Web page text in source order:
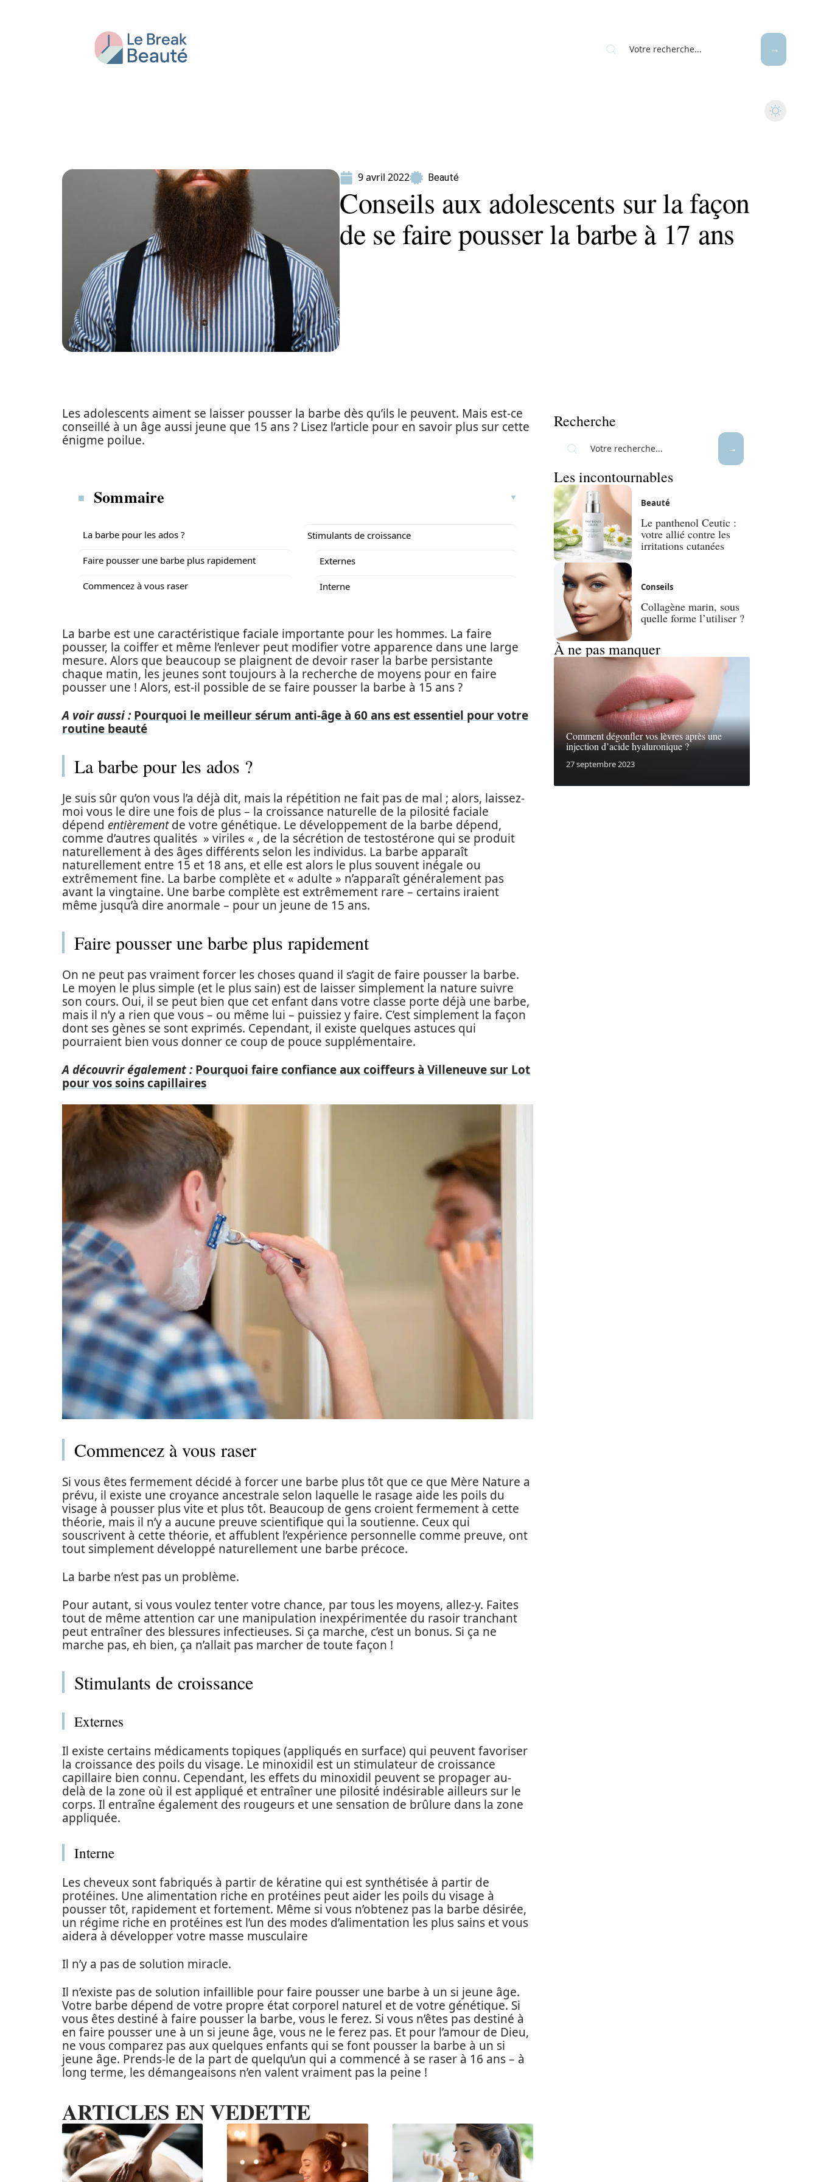
9 avril 2022 Beauté
Conseils aux adolescents sur la façon
de se faire pousser la barbe à 17 ans
Les adolescents aiment se laisser pousser la barbe dès qu’ils le peuvent. Mais est-ce
conseillé à un âge aussi jeune que 15 ans ? Lisez l’article pour en savoir plus sur cette
énigme poilue.
Sommaire
La barbe pour les ados ?
Faire pousser une barbe plus rapidement
Commencez à vous raser
Stimulants de croissance
Externes
Interne
La barbe est une caractéristique faciale importante pour les hommes. La faire
pousser, la coiffer et même l’enlever peut modifier votre apparence dans une large
mesure. Alors que beaucoup se plaignent de devoir raser la barbe persistante
chaque matin, les jeunes sont toujours à la recherche de moyens pour en faire
pousser une ! Alors, est-il possible de se faire pousser la barbe à 15 ans ?
A voir aussi : Pourquoi le meilleur sérum anti-âge à 60 ans est essentiel pour votre
routine beauté
La barbe pour les ados ?
Je suis sûr qu’on vous l’a déjà dit, mais la répétition ne fait pas de mal ; alors, laissez-
moi vous le dire une fois de plus – la croissance naturelle de la pilosité faciale
dépend entièrementde votre génétique. Le développement de la barbe dépend,
comme d’autres qualités » viriles « , de la sécrétion de testostérone qui se produit
naturellement à des âges différents selon les individus. La barbe apparaît
naturellement entre 15 et 18 ans, et elle est alors le plus souvent inégale ou
extrêmement fine. La barbe complète et « adulte » n’apparaît généralement pas
avant la vingtaine. Une barbe complète est extrêmement rare – certains iraient
même jusqu’à dire anormale – pour un jeune de 15 ans.
Faire pousser une barbe plus rapidement
On ne peut pas vraiment forcer les choses quand il s’agit de faire pousser la barbe.
Le moyen le plus simple (et le plus sain) est de laisser simplement la nature suivre
son cours. Oui, il se peut bien que cet enfant dans votre classe porte déjà une barbe,
mais il n’y a rien que vous – ou même lui – puissiez y faire. C’est simplement la façon
dont ses gènes se sont exprimés. Cependant, il existe quelques astuces qui
pourraient bien vous donner ce coup de pouce supplémentaire.
A découvrir également : Pourquoi faire confiance aux coiffeurs à Villeneuve sur Lot
pour vos soins capillaires
Commencez à vous raser
Si vous êtes fermement décidé à forcer une barbe plus tôt que ce que Mère Nature a
prévu, il existe une croyance ancestrale selon laquelle le rasage aide les poils du
visage à pousser plus vite et plus tôt. Beaucoup de gens croient fermement à cette
théorie, mais il n’y a aucune preuve scientifique qui la soutienne. Ceux qui
souscrivent à cette théorie, et affublent l’expérience personnelle comme preuve, ont
tout simplement développé naturellement une barbe précoce.
La barbe n’est pas un problème.
Pour autant, si vous voulez tenter votre chance, par tous les moyens, allez-y. Faites
tout de même attention car une manipulation inexpérimentée du rasoir tranchant
peut entraîner des blessures infectieuses. Si ça marche, c’est un bonus. Si ça ne
marche pas, eh bien, ça n’allait pas marcher de toute façon !
Stimulants de croissance
Externes
Il existe certains médicaments topiques (appliqués en surface) qui peuvent favoriser
la croissance des poils du visage. Le minoxidil est un stimulateur de croissance
capillaire bien connu. Cependant, les effets du minoxidil peuvent se propager au-
delà de la zone où il est appliqué et entraîner une pilosité indésirable ailleurs sur le
corps. Il entraîne également des rougeurs et une sensation de brûlure dans la zone
appliquée.
Interne
Les cheveux sont fabriqués à partir de kératine qui est synthétisée à partir de
protéines. Une alimentation riche en protéines peut aider les poils du visage à
pousser tôt, rapidement et fortement. Même si vous n’obtenez pas la barbe désirée,
un régime riche en protéines est l’un des modes d’alimentation les plus sains et vous
aidera à développer votre masse musculaire
Il n’y a pas de solution miracle.
Il n’existe pas de solution infaillible pour faire pousser une barbe à un si jeune âge.
Votre barbe dépend de votre propre état corporel naturel et de votre génétique. Si
vous êtes destiné à faire pousser la barbe, vous le ferez. Si vous n’êtes pas destiné à
en faire pousser une à un si jeune âge, vous ne le ferez pas. Et pour l’amour de Dieu,
ne vous comparez pas aux quelques enfants qui se font pousser la barbe à un si
jeune âge. Prends-le de la part de quelqu’un qui a commencé à se raser à 16 ans – à
long terme, les démangeaisons n’en valent vraiment pas la peine !
ARTICLES EN VEDETTE
Recherche
Les incontournables
Beauté
Le panthenol Ceutic :
votre allié contre les
irritations cutanées
Conseils
Collagène marin, sous
quelle forme l’utiliser ?
À ne pas manquer
Comment dégonfler vos lèvres après une
injection d’acide hyaluronique ?
27 septembre 2023